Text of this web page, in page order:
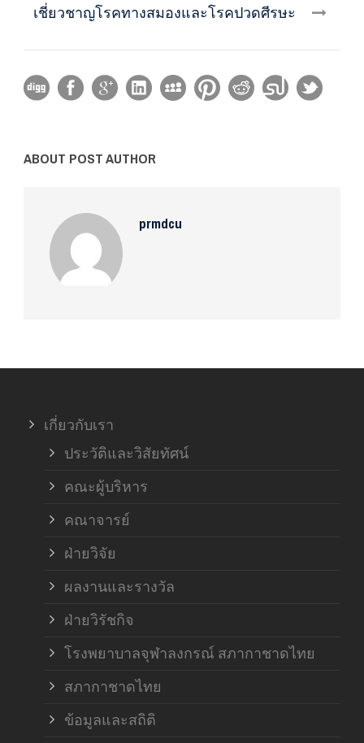
เชี่ยวชาญโรคทางสมองและโรคปวดศีรษะ
ABOUT POST AUTHOR
prmdcu
เกี่ยวกับเรา
ประวัติและวิสัยทัศน์
คณะผู้บริหาร
คณาจารย์
ฝ่ายวิจัย
ผลงานและรางวัล
ฝ่ายวิรัชกิจ
โรงพยาบาลจุฬาลงกรณ์ สภากาชาดไทย
สภากาชาดไทย
ข้อมูลและสถิติ